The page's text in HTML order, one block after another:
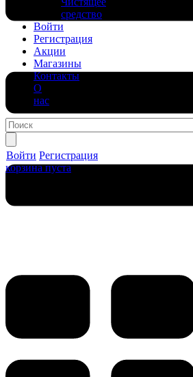
средство
Войти
Регистрация
Акции
Магазины
Контакты
О
нас
Войти Регистрация
корзина пуста